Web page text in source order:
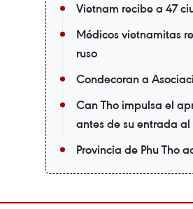
Vietnam recibe a 47
Médicos vietnamitas
ruso
Condecoran a
Can Tho impulsa el
antes de su entrada
Provincia de Phu Tho